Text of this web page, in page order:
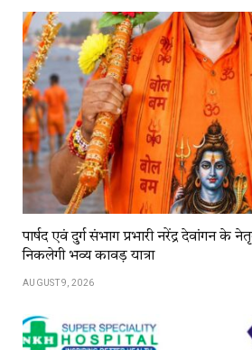
पार्षद एवं दुर्ग संभाग प्रभारी नरेंद्र देवांगन के
निकलेगी भव्य कावड़ यात्रा
AUGUST 9, 2026